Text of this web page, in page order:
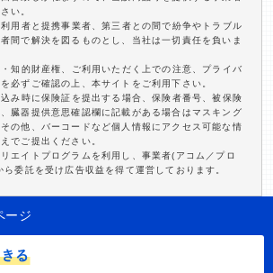
い。
用者と提携事業者、第三者との間で紛争やトラブル
間で解決を図るものとし、当社は一切責任を負いま
知的財産権、ご利用いただく上での注意、プライバ
必ずご確認の上、本サイトをご利用下さい。
み時に保険証を提出する場合、保険者番号、被保険
臓器提供意思確認欄に記載がある場合はマスキング
の他、バーコードなど個人情報にアクセス可能な情
でご提出ください。
エイトプログラムを利用し、事業者(アコム／プロ
ら委託を受け広告収益を得て運営しております。
ージ